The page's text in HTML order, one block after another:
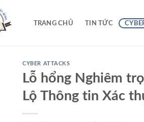
TRANG CHỦ TIN TỨC
CYBER ATTACKS
Lỗ hổng Nghiêm
Lộ Thông tin Xác